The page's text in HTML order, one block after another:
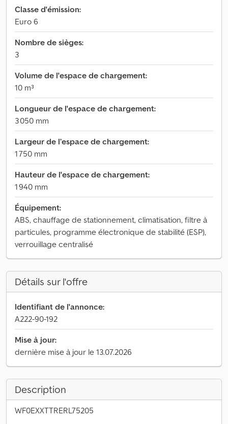
Classe d'émission:
Euro 6
Nombre de sièges:
3
Volume de l'espace de chargement:
10 m³
Longueur de l'espace de chargement:
3 050 mm
Largeur de l’espace de chargement:
1 750 mm
Hauteur de l'espace de chargement:
1 940 mm
Équipement:
ABS, chauffage de stationnement, climatisation, filtre à
particules, programme électronique de stabilité (ESP),
verrouillage centralisé
Détails sur l'offre
Identifiant de l'annonce:
A222-90-192
Mise à jour:
dernière mise à jour le 13.07.2026
Description
WF0EXXTTRERL75205